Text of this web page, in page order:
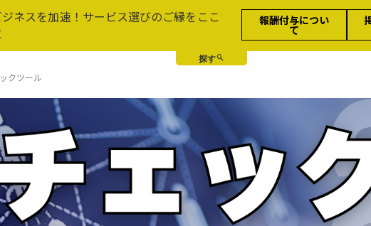
ジネスを加速！サービス選びのご縁をここ
報酬付与につい
て
クツール